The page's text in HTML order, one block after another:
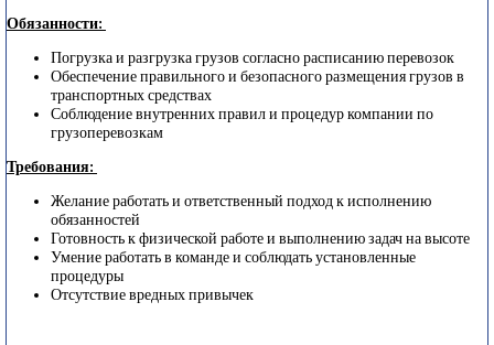
Обязанности:
Погрузка и разгрузка грузов согласно расписанию перевозок
Обеспечение правильного и безопасного размещения грузов в
транспортных средствах
Соблюдение внутренних правил и процедур компании по
грузоперевозкам
Требования:
Желание работать и ответственный подход к исполнению
обязанностей
Готовность к физической работе и выполнению задач на высоте
Умение работать в команде и соблюдать установленные
процедуры
Отсутствие вредных привычек